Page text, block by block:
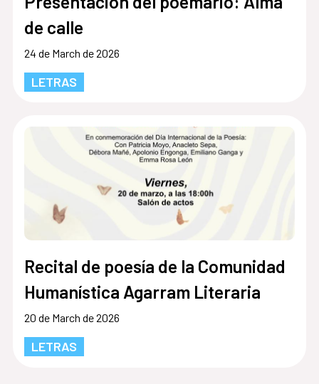
de calle
24 de March de 2026
LETRAS
Recital de poesía de la Comunidad
Humanística Agarram Literaria
20 de March de 2026
LETRAS